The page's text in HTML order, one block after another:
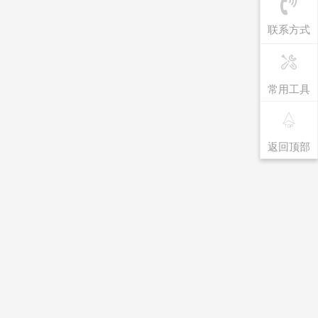
联系方式
常用工具
返回顶部